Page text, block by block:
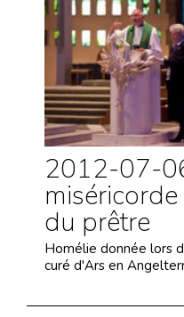
2012-07-
du prêtre
Homélie donnée lors
curé d'Ars en